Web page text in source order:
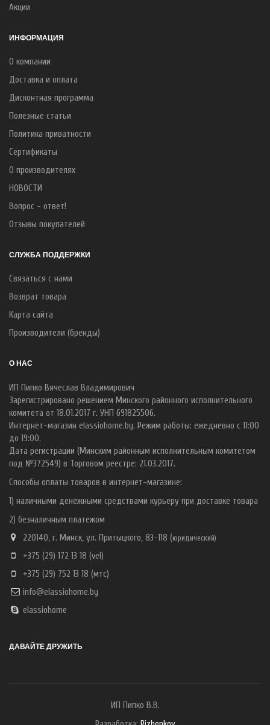
Акции
ИНФОРМАЦИЯ
О компании
Доставка и оплата
Дисконтная программа
Полезные статьи
Политика приватности
Сертификаты
О производителях
НОВОСТИ
Вопрос - ответ!
Отзывы покупателей
СЛУЖБА ПОДДЕРЖКИ
Связаться с нами
Возврат товара
Карта сайта
Производители (бренды)
О НАС
ИП Пипко Вячеслав Владимирович
Зарегистрировано решением Минского районного исполнительного
комитета от 18.01.2017 г. УНП 691825506.
Интернет-магазин elassiohome.by. Режим работы: ежедневно с 11:00
до 19:00.
Дата регистрации (Минским районным исполнительным комитетом
под №372549) в Торговом реестре: 21.03.2017.
Способы оплаты товаров в интернет-магазине:
1) наличными денежными средствами курьеру при доставке товара
2) безналичным платежом
220140, г. Минск, ул. Притыцкого, 83-118 (юридический)
+375 (29) 172 13 18 (vel)
+375 (29) 752 13 18 (мтс)
info@elassiohome.by
elassiohome
ДАВАЙТЕ ДРУЖИТЬ
ИП Пипко В.В.